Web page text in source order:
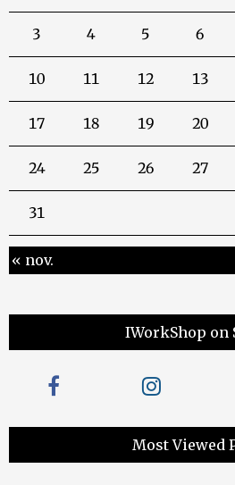
3 4 5 6
10 11 12 13
17 18 19 20
24 25 26 27
31
« nov.
IWorkShop on
Most Viewed